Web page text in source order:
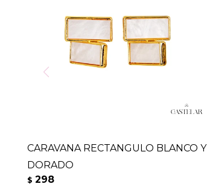
CARAVANA RECTANGULO BLANCO Y
DORADO
$ 298